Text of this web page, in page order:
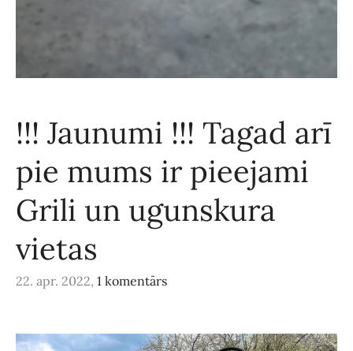
!!! Jaunumi !!! Tagad arī
pie mums ir pieejami
Grili un ugunskura
vietas
22. apr. 2022, 1 komentārs